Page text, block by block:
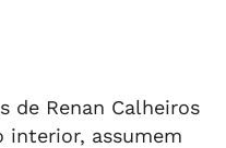
de Renan Calheiros
interior, assumem